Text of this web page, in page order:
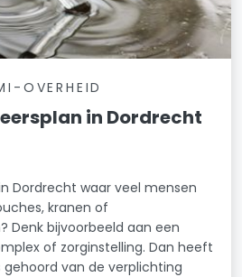
OVERHEID
in Dordrecht
Dordrecht waar veel mensen
kranen of
Denk bijvoorbeeld aan een
of zorginstelling. Dan heeft
gehoord van de verplichting